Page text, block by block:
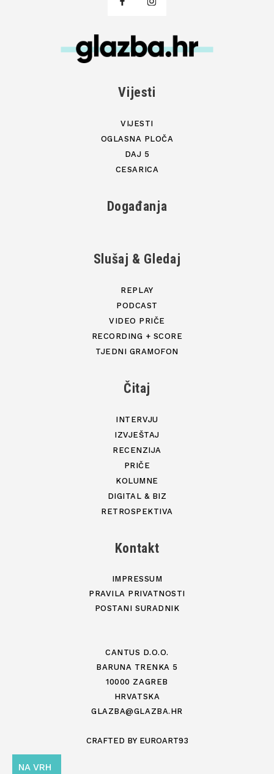
Vijesti
VIJESTI
OGLASNA PLOČA
DAJ 5
CESARICA
Događanja
Slušaj & Gledaj
REPLAY
PODCAST
VIDEO PRIČE
RECORDING + SCORE
TJEDNI GRAMOFON
Čitaj
INTERVJU
IZVJEŠTAJ
RECENZIJA
PRIČE
KOLUMNE
DIGITAL & BIZ
RETROSPEKTIVA
Kontakt
IMPRESSUM
PRAVILA PRIVATNOSTI
POSTANI SURADNIK
CANTUS D.O.O.
BARUNA TRENKA 5
10000 ZAGREB
HRVATSKA
GLAZBA@GLAZBA.HR
CRAFTED BY EUROART93
NA VRH